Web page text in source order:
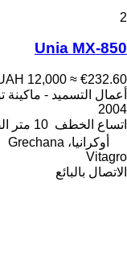
2
Unia MX-850
12,000 ≈ €232.60
أعمال التسميد - ماكينة
2004
اتساع الخطف 10 متر
أوكرانيا، Grechana
Vitagro
الاتصال بالبائع